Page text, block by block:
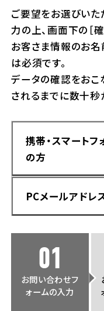
安心のサービス
レンタルバイク
洋用品
イベント
お問い合わせ
ご要望をお選びいた
力の上、画面下の［
お客さま情報のお名
は必須です。
データの確認をおこ
されるまでに数十秒
携帯・スマート
の方
PCメールアドレ
01
お問い合わせフ
ォームの入力
宮城県
ホンダドリー
福島県
ホンダドリー
ホンダドリー
ホンダドリー
ホンダドリー
ホンダドリー
ホンダドリ
ホンダドリー
ホンダドリ
ホンダドリー
ホンダドリ
ホンダドリー
ホンダドリー
ホンダドリ
ホンダドリー
ホンダドリー
ホンダドリー
京都府
ホンダドリー
ホンダドリー
広島県
ホンダドリー
徳島県
ホンダドリ
ホンダドリー
ホンダドリー
ホンダドリ
熊本県
ホンダドリー